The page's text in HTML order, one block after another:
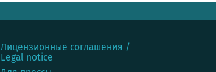
Лицензионные соглашения /
Legal notice